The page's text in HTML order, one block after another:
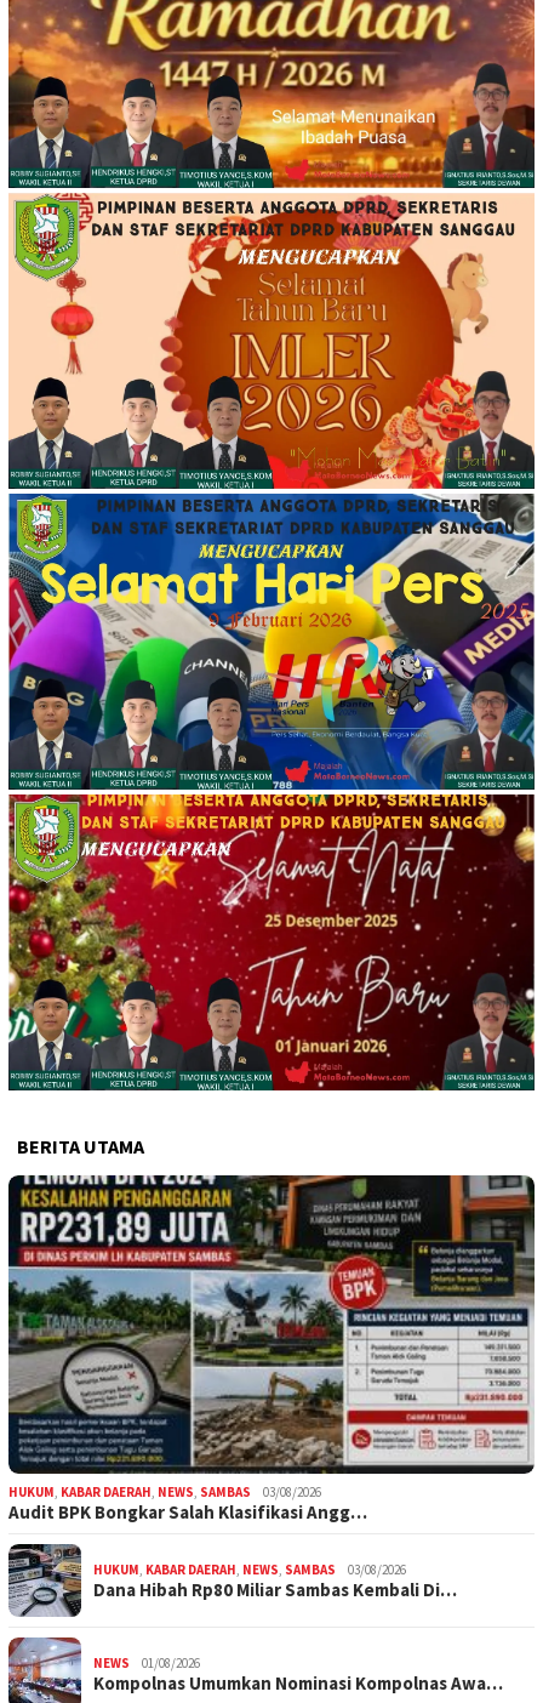
BERITA UTAMA
HUKUM, KABAR DAERAH, NEWS, SAMBAS 03/08/2026
Audit BPK Bongkar Salah Klasifikasi Angg…
HUKUM, KABAR DAERAH, NEWS, SAMBAS 03/08/2026
Dana Hibah Rp80 Miliar Sambas Kembali Di…
NEWS 01/08/2026
Kompolnas Umumkan Nominasi Kompolnas Awa…